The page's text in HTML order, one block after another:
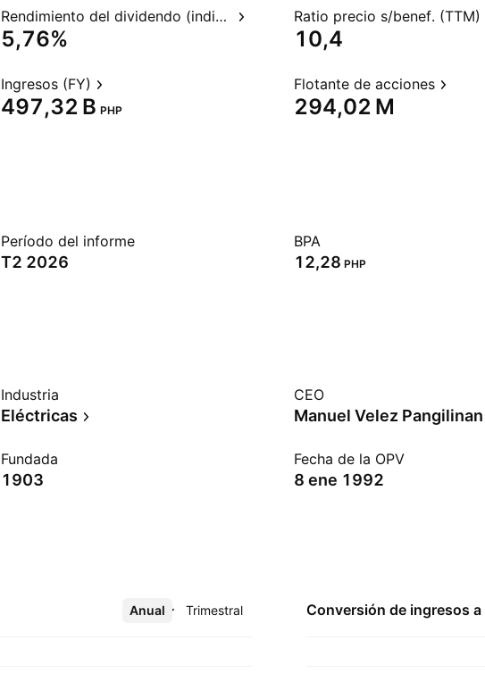
Rendimiento del dividendo (indicado)
5,76%
Ratio precio s/benef. (TTM)
10,4
Ingresos (FY)
‪497,32 B‬ PHP
Flotante de acciones
‪294,02 M‬
Período del informe
T2 2026
BPA
12,28 PHP
Industria
Eléctricas
CEO
Manuel Velez Pangilinan
Fundada
1903
Fecha de la OPV
8 ene 1992
Anual Trimestral
Más Conversión de ingresos a